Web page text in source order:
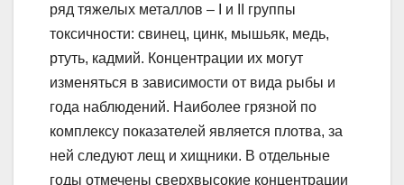
ряд тяжелых металлов – I и II группы
токсичности: свинец, цинк, мышьяк, медь,
ртуть, кадмий. Концентрации их могут
изменяться в зависимости от вида рыбы и
года наблюдений. Наиболее грязной по
комплексу показателей является плотва, за
ней следуют лещ и хищники. В отдельные
годы отмечены сверхвысокие концентрации